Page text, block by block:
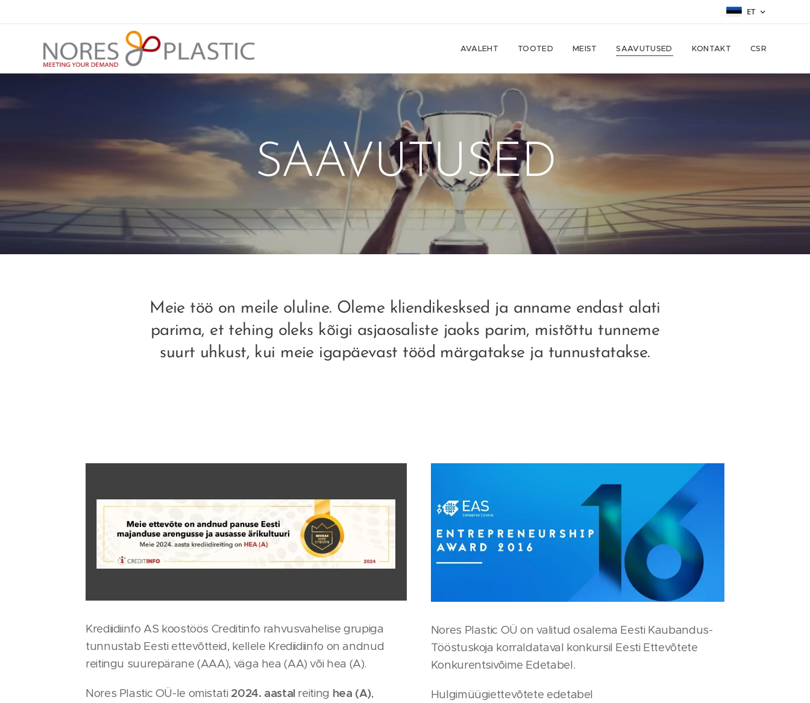
ET
AVALEHT TOOTED MEIST SAAVUTUSED KONTAKT CSR
SAAVUTUSED
Meie töö on meile oluline. Oleme kliendikesksed ja anname endast alati
parima, et tehing oleks kõigi asjaosaliste jaoks parim, mistõttu tunneme
suurt uhkust, kui meie igapäevast tööd märgatakse ja tunnustatakse.
Krediidiinfo AS koostöös Creditinfo rahvusvahelise grupiga
tunnustab Eesti ettevõtteid, kellele Krediidiinfo on andnud
reitingu suurepärane (AAA), väga hea (AA) või hea (A).
Nores Plastic OÜ-le omistati 2024. aastal reiting hea (A),
Nores Plastic OÜ on valitud osalema Eesti Kaubandus-
Tööstuskoja korraldataval konkursil Eesti Ettevõtete
Konkurentsivõime Edetabel.
Hulgimüügiettevõtete edetabel